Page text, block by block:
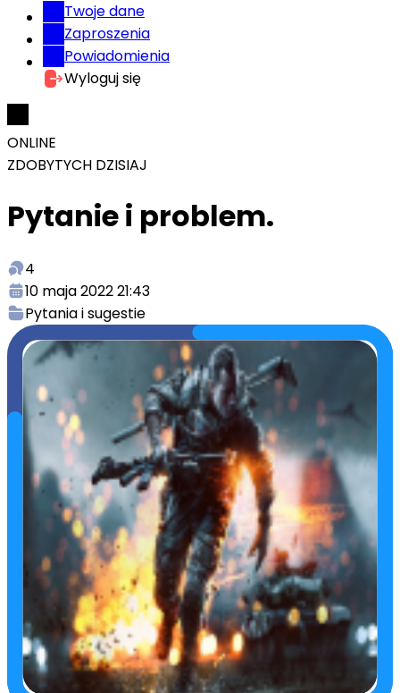
Twoje dane
Zaproszenia
Powiadomienia
Wyloguj się
ONLINE
ZDOBYTYCH DZISIAJ
Pytanie i problem.
4
10 maja 2022 21:43
Pytania i sugestie